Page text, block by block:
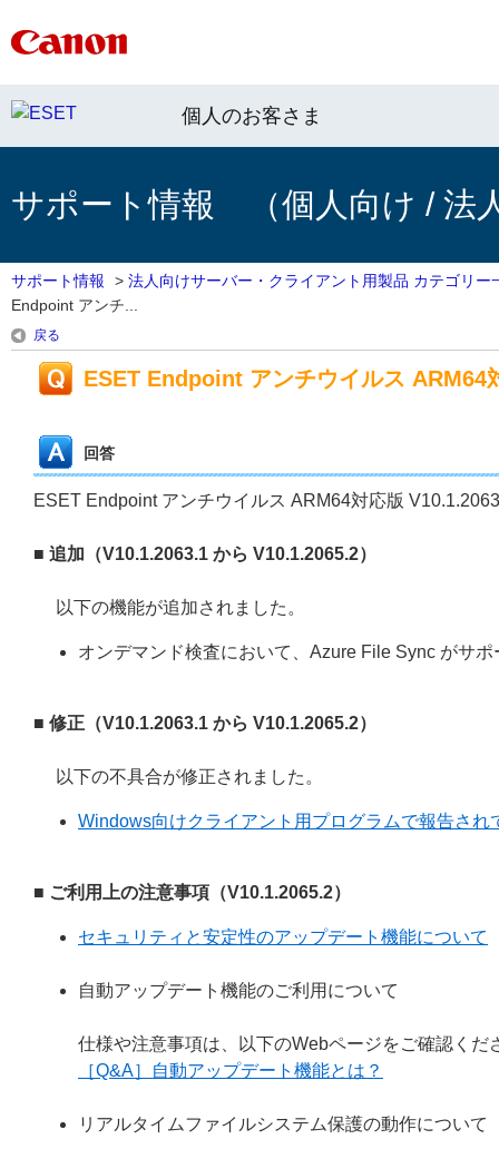
個人のお客さま
サポート情報 （個人向け / 法
サポート情報 > 法人向けサーバー・クライアント用製品 カテゴリー
Endpoint アンチ...
戻る
ESET Endpoint アンチウイルス
回答
ESET Endpoint アンチウイルス ARM64対応版
■ 追加（V10.1.2063.1 から V10.1.2065.2）
以下の機能が追加されました。
オンデマンド検査において、Azure File Sync がサ
■ 修正（V10.1.2063.1 から V10.1.2065.2）
以下の不具合が修正されました。
Windows向けクライアント用プログラムで報告さ
■ ご利用上の注意事項（V10.1.2065.2）
セキュリティと安定性のアップデート機能について
自動アップデート機能のご利用について
仕様や注意事項は、以下のWebページをご確認くだ
［Q&A］自動アップデート機能とは？
リアルタイムファイルシステム保護の動作について